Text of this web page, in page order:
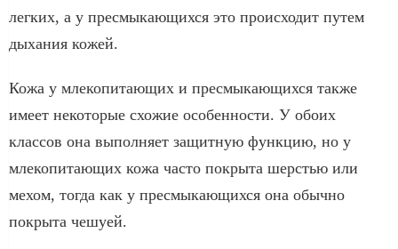
легких, а у пресмыкающихся это происходит путем
дыхания кожей.
Кожа у млекопитающих и пресмыкающихся также
имеет некоторые схожие особенности. У обоих
классов она выполняет защитную функцию, но у
млекопитающих кожа часто покрыта шерстью или
мехом, тогда как у пресмыкающихся она обычно
покрыта чешуей.